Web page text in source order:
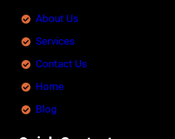
About Us
Services
Contact Us
Home
Blog